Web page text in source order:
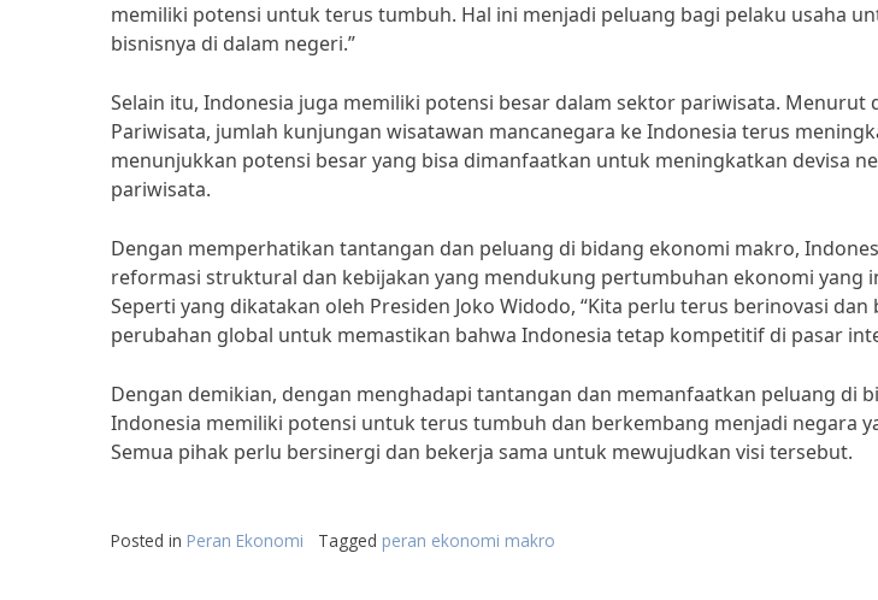
memiliki potensi untuk terus tumbuh. Hal ini menjadi peluang bagi pelaku usaha
bisnisnya di dalam negeri.”
Selain itu, Indonesia juga memiliki potensi besar dalam sektor pariwisata. Menurut
Pariwisata, jumlah kunjungan wisatawan mancanegara ke Indonesia terus
menunjukkan potensi besar yang bisa dimanfaatkan untuk meningkatkan devisa
pariwisata.
Dengan memperhatikan tantangan dan peluang di bidang ekonomi makro,
reformasi struktural dan kebijakan yang mendukung pertumbuhan ekonomi yang
Seperti yang dikatakan oleh Presiden Joko Widodo, “Kita perlu terus berinovasi
perubahan global untuk memastikan bahwa Indonesia tetap kompetitif di pasar
Dengan demikian, dengan menghadapi tantangan dan memanfaatkan peluang di
Indonesia memiliki potensi untuk terus tumbuh dan berkembang menjadi negara
Semua pihak perlu bersinergi dan bekerja sama untuk mewujudkan visi tersebut.
Posted in Peran Ekonomi Tagged peran ekonomi makro